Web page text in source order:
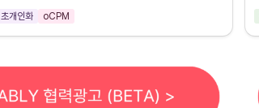
초개인화
oCPM